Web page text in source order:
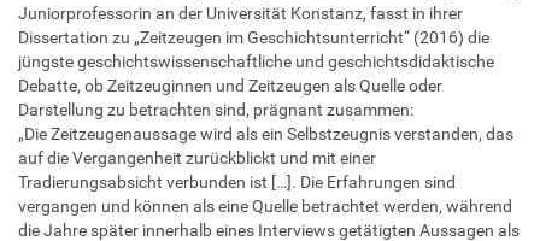
Juniorprofessorin an der Universität Konstanz, fasst in ihrer
Dissertation zu „Zeitzeugen im Geschichtsunterricht“ (2016) die
jüngste geschichtswissenschaftliche und geschichtsdidaktische
Debatte, ob Zeitzeuginnen und Zeitzeugen als Quelle oder
Darstellung zu betrachten sind, prägnant zusammen:
„Die Zeitzeugenaussage wird als ein Selbstzeugnis verstanden, das
auf die Vergangenheit zurückblickt und mit einer
Tradierungsabsicht verbunden ist […]. Die Erfahrungen sind
vergangen und können als eine Quelle betrachtet werden, während
die Jahre später innerhalb eines Interviews getätigten Aussagen als